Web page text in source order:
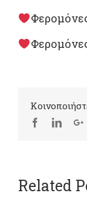
Related